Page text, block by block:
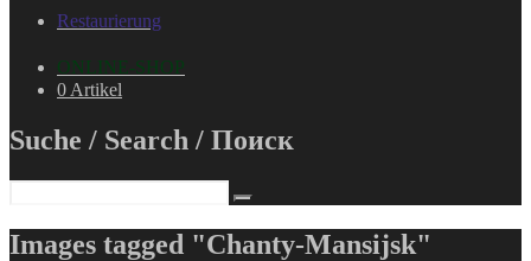
Restaurierung
ONLINE-SHOP
0 Artikel
Suche / Search / Поиск
Images tagged "Chanty-Mansijsk"